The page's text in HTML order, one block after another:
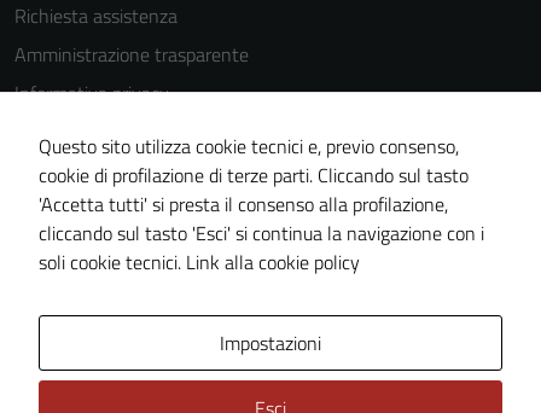
Richiesta assistenza
Amministrazione trasparente
Informativa privacy
Cookie Policy
Note legali
Dichiarazione di accessibilità
Piano di miglioramento del sito
Questo sito utilizza cookie tecnici e, previo consenso,
cookie di profilazione di terze parti. Cliccando sul tasto
'Accetta tutti' si presta il consenso alla profilazione,
cliccando sul tasto 'Esci' si continua la navigazione con i
soli cookie tecnici. Link alla cookie policy
Impostazioni
Questi cookie
sono
impostati da
una serie di
servizi esterni
Cookie policy
estesa per i
dettagli) e